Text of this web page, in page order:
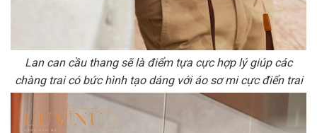
Lan can cầu thang sẽ là điểm tựa cực hợp lý giúp các
chàng trai có bức hình tạo dáng với áo sơ mi cực điển trai